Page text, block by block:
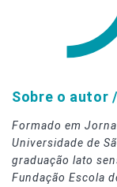
Sobre o autor /
Formado em
Universidade de
graduação lato
Fundação Escola